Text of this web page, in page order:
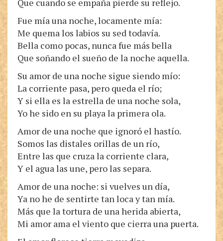
Que cuando se empaña pierde su reflejo.
Fue mía una noche, locamente mía:
Me quema los labios su sed todavía.
Bella como pocas, nunca fue más bella
Que soñando el sueño de la noche aquella.
Su amor de una noche sigue siendo mío:
La corriente pasa, pero queda el río;
Y si ella es la estrella de una noche sola,
Yo he sido en su playa la primera ola.
Amor de una noche que ignoró el hastío.
Somos las distales orillas de un río,
Entre las que cruza la corriente clara,
Y el agua las une, pero las separa.
Amor de una noche: si vuelves un día,
Ya no he de sentirte tan loca y tan mía.
Más que la tortura de una herida abierta,
Mi amor ama el viento que cierra una puerta.